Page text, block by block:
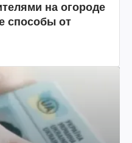
на огороде
способы от